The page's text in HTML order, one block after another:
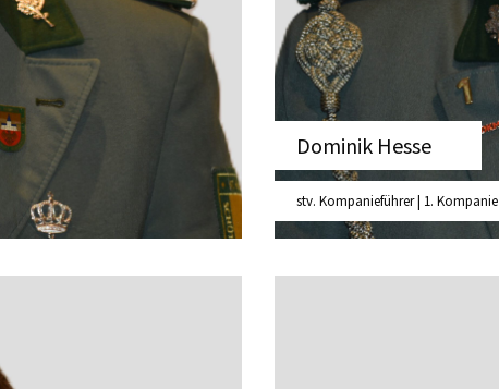
Dominik Hesse
stv. Kompanieführer | 1. Kompanie